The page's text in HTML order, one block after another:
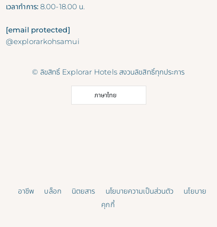
เวลาทำการ:8.00-18.00 น.
[email protected]
@explorarkohsamui
© ลิขสิทธิ์ Explorar Hotels สงวนลิขสิทธิ์ทุกประการ
ภาษาไทย
อาชีพ บล็อก นิตยสาร นโยบายความเป็นส่วนตัว
นโยบาย
คุกกี้